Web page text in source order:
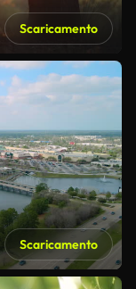
Scaricamento
Scaricamento